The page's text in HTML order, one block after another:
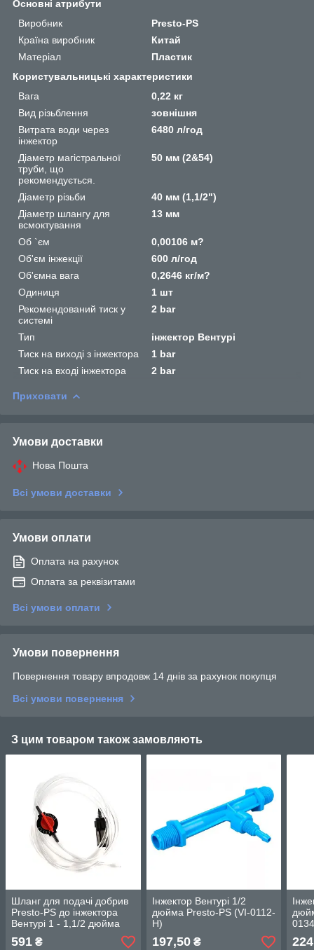
Основні атрибути
Виробник
Presto-PS
Країна виробник
Китай
Матеріал
Пластик
Користувальницькі характеристики
Вага
0,22 кг
Вид різьблення
зовнішня
Витрата води через
інжектор
6480 л/год
Діаметр магістральної
труби, що
рекомендується.
50 мм (2&54)
Діаметр різьби
40 мм (1,1/2")
Діаметр шлангу для
всмоктування
13 мм
Об `єм
0,00106 м?
Об'єм інжекції
600 л/год
Об'ємна вага
0,2646 кг/м?
Одиниця
1 шт
Рекомендований тиск у
системі
2 bar
Тип
інжектор Вентурі
Тиск на виході з інжектора
1 bar
Тиск на вході інжектора
2 bar
Приховати
Умови доставки
Нова Пошта
Всі умови доставки
Умови оплати
Оплата на рахунок
Оплата за реквізитами
Всі умови оплати
Умови повернення
Повернення товару впродовж 14 днів за рахунок покупця
Всі умови повернення
З цим товаром також замовляють
Шланг для подачі добрив
Presto-PS до інжектора
Вентурі 1 - 1,1/2 дюйма
SA-0132 (SA-0110)
591 ₴
Інжектор Вентурі 1/2
дюйма Presto-PS (VI-0112-
H)
197,50₴